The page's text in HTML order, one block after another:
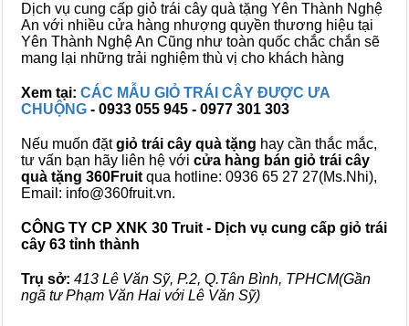
Dịch vụ cung cấp giỏ trái cây quà tặng Yên Thành Nghệ
An với nhiều cửa hàng nhượng quyền thương hiệu tại
Yên Thành Nghệ An Cũng như toàn quốc chắc chắn sẽ
mang lại những trải nghiệm thù vị cho khách hàng
Xem tại: CÁC MẪU GIỎ TRÁI CÂY ĐƯỢC ƯA
CHUỘNG - 0933 055 945 - 0977 301 303
Nếu muốn đặtgiỏ trái cây quà tặng hay cần thắc mắc,
tư vấn bạn hãy liên hệ với cửa hàng bán giỏ trái cây
quà tặng 360Fruit qua hotline: 0936 65 27 27(Ms.Nhi),
Email: info@360fruit.vn.
CÔNG TY CP XNK 30 Truit - Dịch vụ cung cấp giỏ trái
cây 63 tỉnh thành
Trụ sở: 413 Lê Văn Sỹ, P.2, Q.Tân Bình, TPHCM(Gần
ngã tư Phạm Văn Hai với Lê Văn Sỹ)